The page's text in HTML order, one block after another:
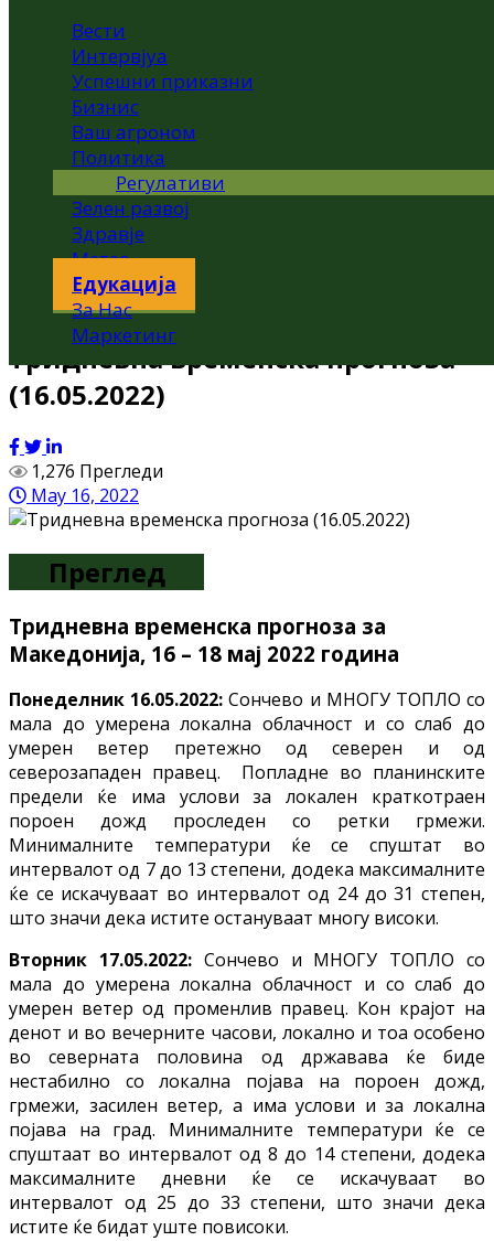
Вести
Интервјуа
Успешни приказни
Бизнис
Ваш агроном
Политика
Регулативи
Зелен развој
Здравје
Метео
Едукација
За Нас
Маркетинг
Тридневна временска прогноза
(16.05.2022)
1,276 Прегледи
May 16, 2022
Преглед
Тридневна временска прогноза за
Македонија, 16 – 18 мај 2022 година
Понеделник 16.05.2022:Сончево и МНОГУ ТОПЛО со
мала до умерена локална облачност и со слаб до
умерен ветер претежно од северен и од
северозападен правец. Попладне во планинските
предели ќе има услови за локален краткотраен
пороен дожд проследен со ретки грмежи.
Минималните температури ќе се спуштат во
интервалот од 7 до 13 степени, додека максималните
ќе се искачуваат во интервалот од 24 до 31 степен,
што значи дека истите остануваат многу високи.
Вторник 17.05.2022: Сончево и МНОГУ ТОПЛО со
мала до умерена локална облачност и со слаб до
умерен ветер од променлив правец. Кон крајот на
денот и во вечерните часови, локално и тоа особено
во северната половина од државава ќе биде
нестабилно со локална појава на пороен дожд,
грмежи, засилен ветер, а има услови и за локална
појава на град. Минималните температури ќе се
спуштаат во интервалот од 8 до 14 степени, додека
максималните дневни ќе се искачуваат во
интервалот од 25 до 33 степени, што значи дека
истите ќе бидат уште повисоки.